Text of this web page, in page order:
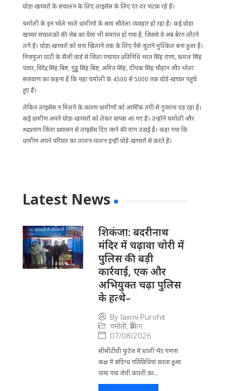
घोड़ा-खच्चरों के संचालन के लिए लाइसेंस के लिए दर-दर भटक रहे हैं।
चमोली के इन भोले भाले ग्रामीणों के साथ सौतेला व्यवहार हो रहा है। कई घोड़ा
खच्चर संचालकों की जेब का पैसा भी समाप्त हो गया है, जिससे वे अब बैरंग लौटने
लगे हैं। घोड़ा-खच्चरों को चना ​खिलाने तक के लिए पैसे जुटाने मु​श्किल बना हुआ है।
निजमुला घाटी के सैंजी वार्ड से जिला पंचायत प्रतिनिधि भरत सिंह राणा, कमल सिंह
पंवार, विरेंद्र सिंह बिष्ट, गुड्डू सिंह बिष्ट, अमित सिंह, दीपक सिंह चौहान और भोला
सजवाण का कहना है कि यहां चमोली के 4500 से 5000 तक घोड़े-खच्चर पहुंचे
हुए हैं।
लेकिन लाइसेंस न मिलने के कारण ग्रामीणों को आर्थिक तंगी से गुजरना पड़ रहा है।
कई ग्रामीण अपने घोड़ा-खच्चरों को लेकर वापस आ गए हैं। उन्होंने चमोली और
रुद्रप्रयाग जिला प्रशासन से लाइसेंस दिए जाने की मांग उठाई है। कहा गया कि
ग्रामीण अपने परिवार का लालन-पालन इन्हीं घोड़े-खच्चरों से करते हैं।
Latest News
​शिकंजा: बदरीनाथ
मंदिर में चढ़ावा चोरी में
पुलिस की बड़ी
कार्रवाई, एक और
अभियुक्त चढ़ा पुलिस
के हत्थे–
By laxmi Purohit
चमोली, ब्रेकिंग
07/08/2026
सीसीटीवी फुटेज में थाली भेंट गणना
कक्ष में संदिग्ध गतिविधियां करता हुआ
पाया गया जेपी कंपनी का...